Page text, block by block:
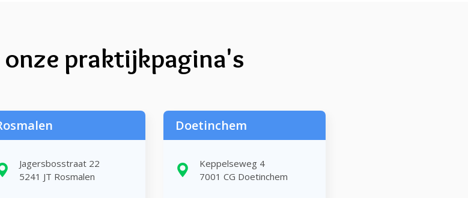
praktijkpagina's
Jagersbosstraat 22
5241 JT Rosmalen
Doetinchem
Keppelseweg 4
7001 CG Doetinchem